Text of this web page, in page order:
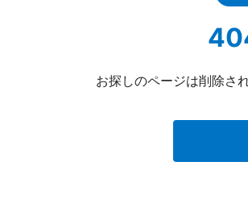
お探しのページは削除さ